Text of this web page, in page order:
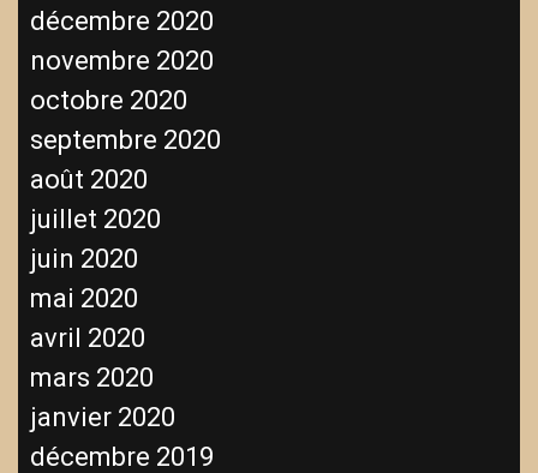
décembre 2020
novembre 2020
octobre 2020
septembre 2020
août 2020
juillet 2020
juin 2020
mai 2020
avril 2020
mars 2020
janvier 2020
décembre 2019